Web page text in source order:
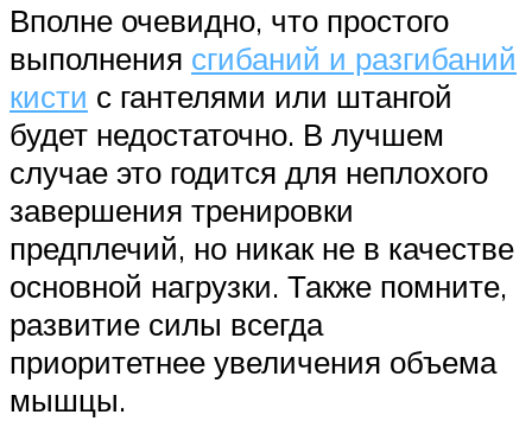
Вполне очевидно, что простого
выполнения сгибаний и разгибаний
кисти с гантелями или штангой
будет недостаточно. В лучшем
случае это годится для неплохого
завершения тренировки
предплечий, но никак не в качестве
основной нагрузки. Также помните,
развитие силы всегда
приоритетнее увеличения объема
мышцы.